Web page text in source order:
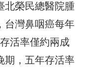
北榮民總醫院腫
台灣鼻咽癌每年
活率僅約兩成
期，五年存活率